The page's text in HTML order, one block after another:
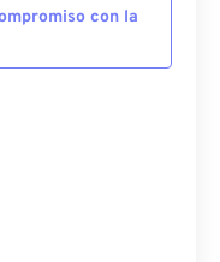
con la